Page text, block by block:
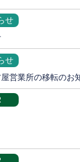
せ
せ
営業所の移転のお